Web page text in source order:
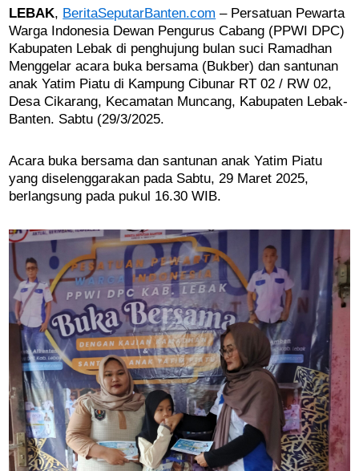
LEBAK, BeritaSeputarBanten.com – Persatuan Pewarta
Warga Indonesia Dewan Pengurus Cabang (PPWI DPC)
Kabupaten Lebak di penghujung bulan suci Ramadhan
Menggelar acara buka bersama (Bukber) dan santunan
anak Yatim Piatu di Kampung Cibunar RT 02 / RW 02,
Desa Cikarang, Kecamatan Muncang, Kabupaten Lebak-
Banten. Sabtu (29/3/2025.
Acara buka bersama dan santunan anak Yatim Piatu
yang diselenggarakan pada Sabtu, 29 Maret 2025,
berlangsung pada pukul 16.30 WIB.